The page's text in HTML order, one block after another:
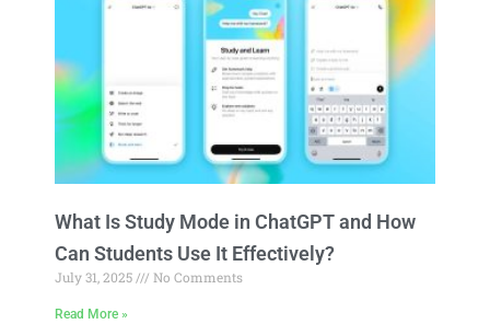
What Is Study Mode in ChatGPT and How
Can Students Use It Effectively?
July 31, 2025 No Comments
Read More »